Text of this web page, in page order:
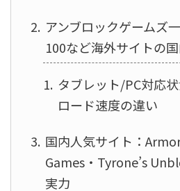
アンブロックゲームズ
100など海外サイトの
タブレット/PC対応
ロード速度の違い
国内人気サイト：
Games・Tyrone’s
実力